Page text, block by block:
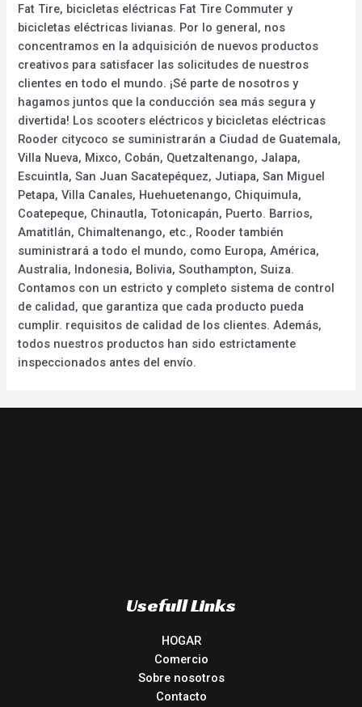
Fat Tire, bicicletas eléctricas Fat Tire Commuter y
bicicletas eléctricas livianas. Por lo general, nos
concentramos en la adquisición de nuevos productos
creativos para satisfacer las solicitudes de nuestros
clientes en todo el mundo. ¡Sé parte de nosotros y
hagamos juntos que la conducción sea más segura y
divertida! Los scooters eléctricos y bicicletas eléctricas
Rooder citycoco se suministrarán a Ciudad de Guatemala,
Villa Nueva, Mixco, Cobán, Quetzaltenango, Jalapa,
Escuintla, San Juan Sacatepéquez, Jutiapa, San Miguel
Petapa, Villa Canales, Huehuetenango, Chiquimula,
Coatepeque, Chinautla, Totonicapán, Puerto. Barrios,
Amatitlán, Chimaltenango, etc., Rooder también
suministrará a todo el mundo, como Europa, América,
Australia, Indonesia, Bolivia, Southampton, Suiza.
Contamos con un estricto y completo sistema de control
de calidad, que garantiza que cada producto pueda
cumplir. requisitos de calidad de los clientes. Además,
todos nuestros productos han sido estrictamente
inspeccionados antes del envío.
Usefull Links
HOGAR
Comercio
Sobre nosotros
Contacto